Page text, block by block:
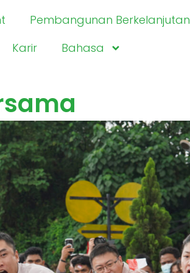
Pembangunan Berkelanjutan
Karir
Bahasa